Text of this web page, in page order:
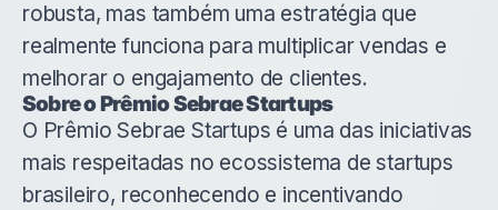
robusta, mas também uma estratégia que
realmente funciona para multiplicar vendas e
melhorar o engajamento de clientes.
Sobre o Prêmio Sebrae Startups
O Prêmio Sebrae Startups é uma das iniciativas
mais respeitadas no ecossistema de startups
brasileiro, reconhecendo e incentivando